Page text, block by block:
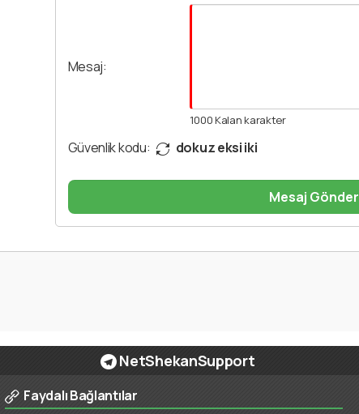
Mesaj:
1000 Kalan karakter
Güvenlik kodu: dokuz eksi iki
Mesaj Gönder
NetShekanSupport
Faydalı Bağlantılar